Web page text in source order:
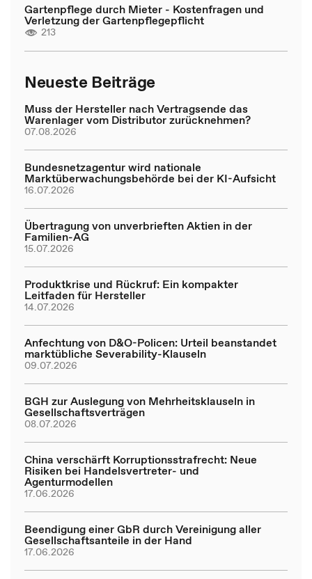
Gartenpflege durch Mieter - Kostenfragen und
Verletzung der Gartenpflegepflicht
213
Neueste Beiträge
Muss der Hersteller nach Vertragsende das
Warenlager vom Distributor zurücknehmen?
07.08.2026
Bundesnetzagentur wird nationale
Marktüberwachungsbehörde bei der KI-Aufsicht
16.07.2026
Übertragung von unverbrieften Aktien in der
Familien-AG
15.07.2026
Produktkrise und Rückruf: Ein kompakter
Leitfaden für Hersteller
14.07.2026
Anfechtung von D&O-Policen: Urteil beanstandet
marktübliche Severability-Klauseln
09.07.2026
BGH zur Auslegung von Mehrheitsklauseln in
Gesellschaftsverträgen
08.07.2026
China verschärft Korruptionsstrafrecht: Neue
Risiken bei Handelsvertreter- und
Agenturmodellen
17.06.2026
Beendigung einer GbR durch Vereinigung aller
Gesellschaftsanteile in der Hand
17.06.2026